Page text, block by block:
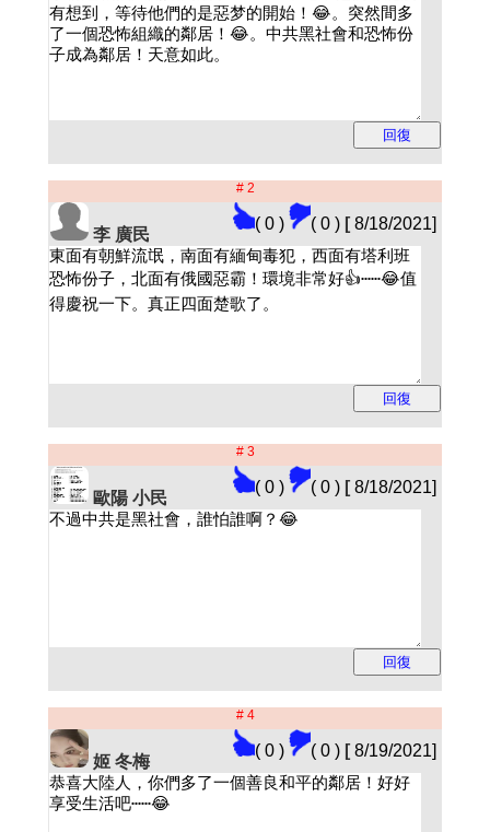
# 2
( 0 ) ( 0 ) [8/18/2021]
李 廣民
# 3
( 0 ) ( 0 ) [8/18/2021]
歐陽 小民
# 4
( 0 ) ( 0 ) [8/19/2021]
姬 冬梅